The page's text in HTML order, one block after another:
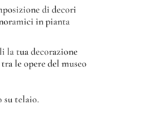
di decori
in pianta
la tua decorazione
le opere del museo
su telaio.